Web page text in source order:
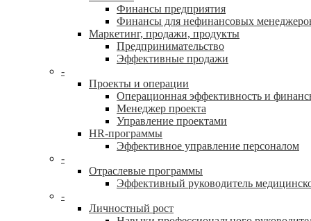
Финансы предприятия
Финансы для нефинансовых
Маркетинг, продажи, продукты
Предпринимательство
Эффективные продажи
-
Проекты и операции
Операционная эффективность и
Менеджер проекта
Управление проектами
HR-программы
Эффективное управление персоналом
-
Отраслевые программы
Эффективный руководитель
-
Личностный рост